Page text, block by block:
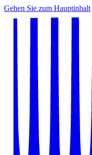
Gehen Sie zum Hauptinhalt